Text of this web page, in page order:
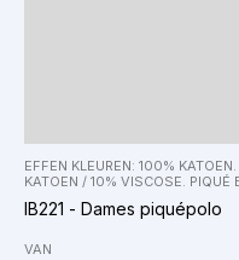
EFFEN KLEUREN: 100%
KATOEN / 10% VISCOSE. PIQUÉ
IB221 - Dames piquépolo
VAN